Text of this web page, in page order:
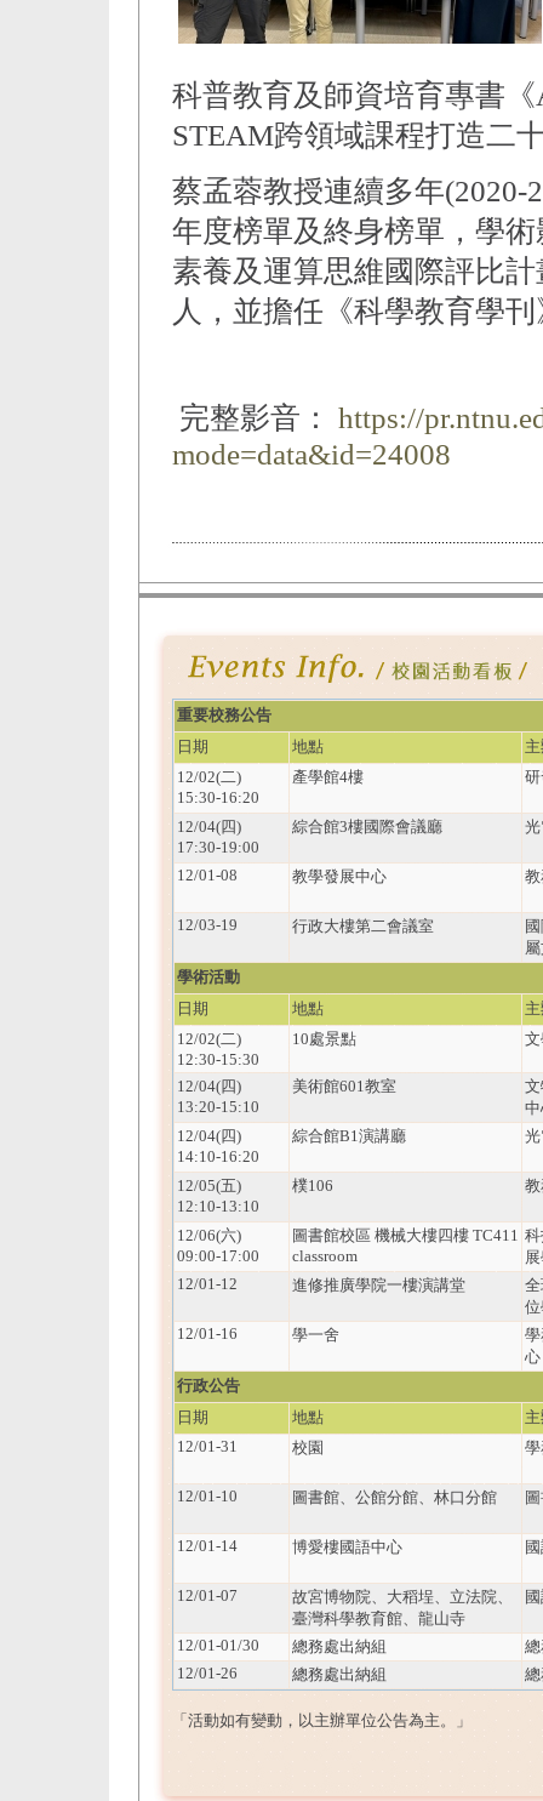
科普教育及師資培育專書
STEAM跨領域課程打造二
蔡孟蓉教授連續多年(2020-
年度榜單及終身榜單，學
素養及運算思維國際評比
人，並擔任《科學教育學
完整影音：
https://
mode=data&id=24008
重要校務公告
日期
地點
12/02(二)
15:30-16:20
產學館4樓
12/04(四)
17:30-19:00
綜合館3樓國際會議廳
12/01-08 教學發展中心
12/03-19 行政大樓第二會議室
學術活動
日期
地點
12/02(二)
12:30-15:30
10處景點
12/04(四)
13:20-15:10
美術館601教室
12/04(四)
14:10-16:20
綜合館B1演講廳
12/05(五)
12:10-13:10
樸106
12/06(六)
09:00-17:00
圖書館校區 機械大樓四樓 TC411
classroom
12/01-12
進修推廣學院一樓演講堂
12/01-16
學一舍
心
行政公告
日期
地點
12/01-31
校園
12/01-10 圖書館、公館分館、林口分館
12/01-14 博愛樓國語中心
12/01-07
故宮博物院、大稻埕、立法院、
臺灣科學教育館、龍山寺
12/01-01/30 總務處出納組
12/01-26
總務處出納組
「活動如有變動，以主辦單位公告為主。」